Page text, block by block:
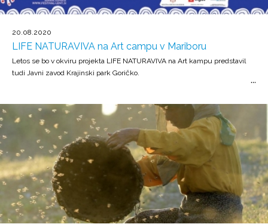
20.08.2020
LIFE NATURAVIVA na Art campu v Mariboru
Letos se bo v okviru projekta LIFE NATURAVIVA na Art kampu predstavil
tudi Javni zavod Krajinski park Goričko.